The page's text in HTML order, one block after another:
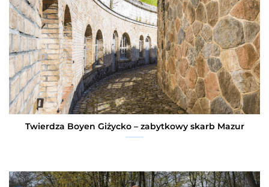
Twierdza Boyen Giżycko – zabytkowy skarb Mazur